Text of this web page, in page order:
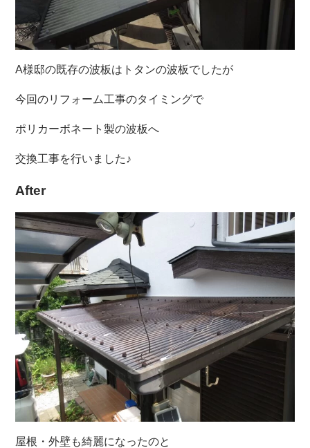
A様邸の既存の波板はトタンの波板でしたが
今回のリフォーム工事のタイミングで
ポリカーボネート製の波板へ
交換工事を行いました♪
After
屋根・外壁も綺麗になったのと